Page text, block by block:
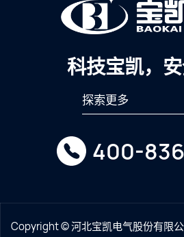
科技宝凯，
探索更多
400-
Copyright © 河北宝凯电气股份有限